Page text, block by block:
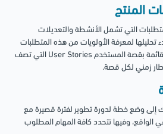
التي تشمل الأنشطة والتعديلات
لمعرفة الأولويات من هذه المتطلبات
للبدء بالعمل بها، وتُعرف هذه القائمة بقصة المستخدم User Stories التي تصف
زمني لكل قصة.
إلى وضع خطة لدورة تطوير لفترة قصيرة مع
الواقع، وفيها تتحدد كافة المهام المطلوب